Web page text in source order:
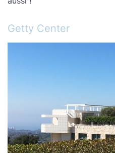
Getty Center